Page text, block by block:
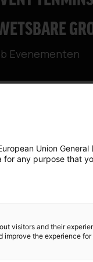
Evenementen
kan begrip
deze pilot events,
met negatief
te hebben met
aangegeven dat
Er zijn
of bezoek aan
overleggen van
Union General
for any purpose that
visitors and their
improve the experience for